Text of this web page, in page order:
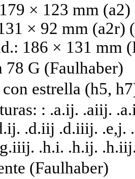
× 123 mm (a2)
× 92 mm (a2r)
186 × 131 mm
78 G (Faulhaber)
estrella (h5,
: .a.ij. .aiij.
.d.iij .d.iiij.
.h.i. .h.ij.
(Faulhaber)